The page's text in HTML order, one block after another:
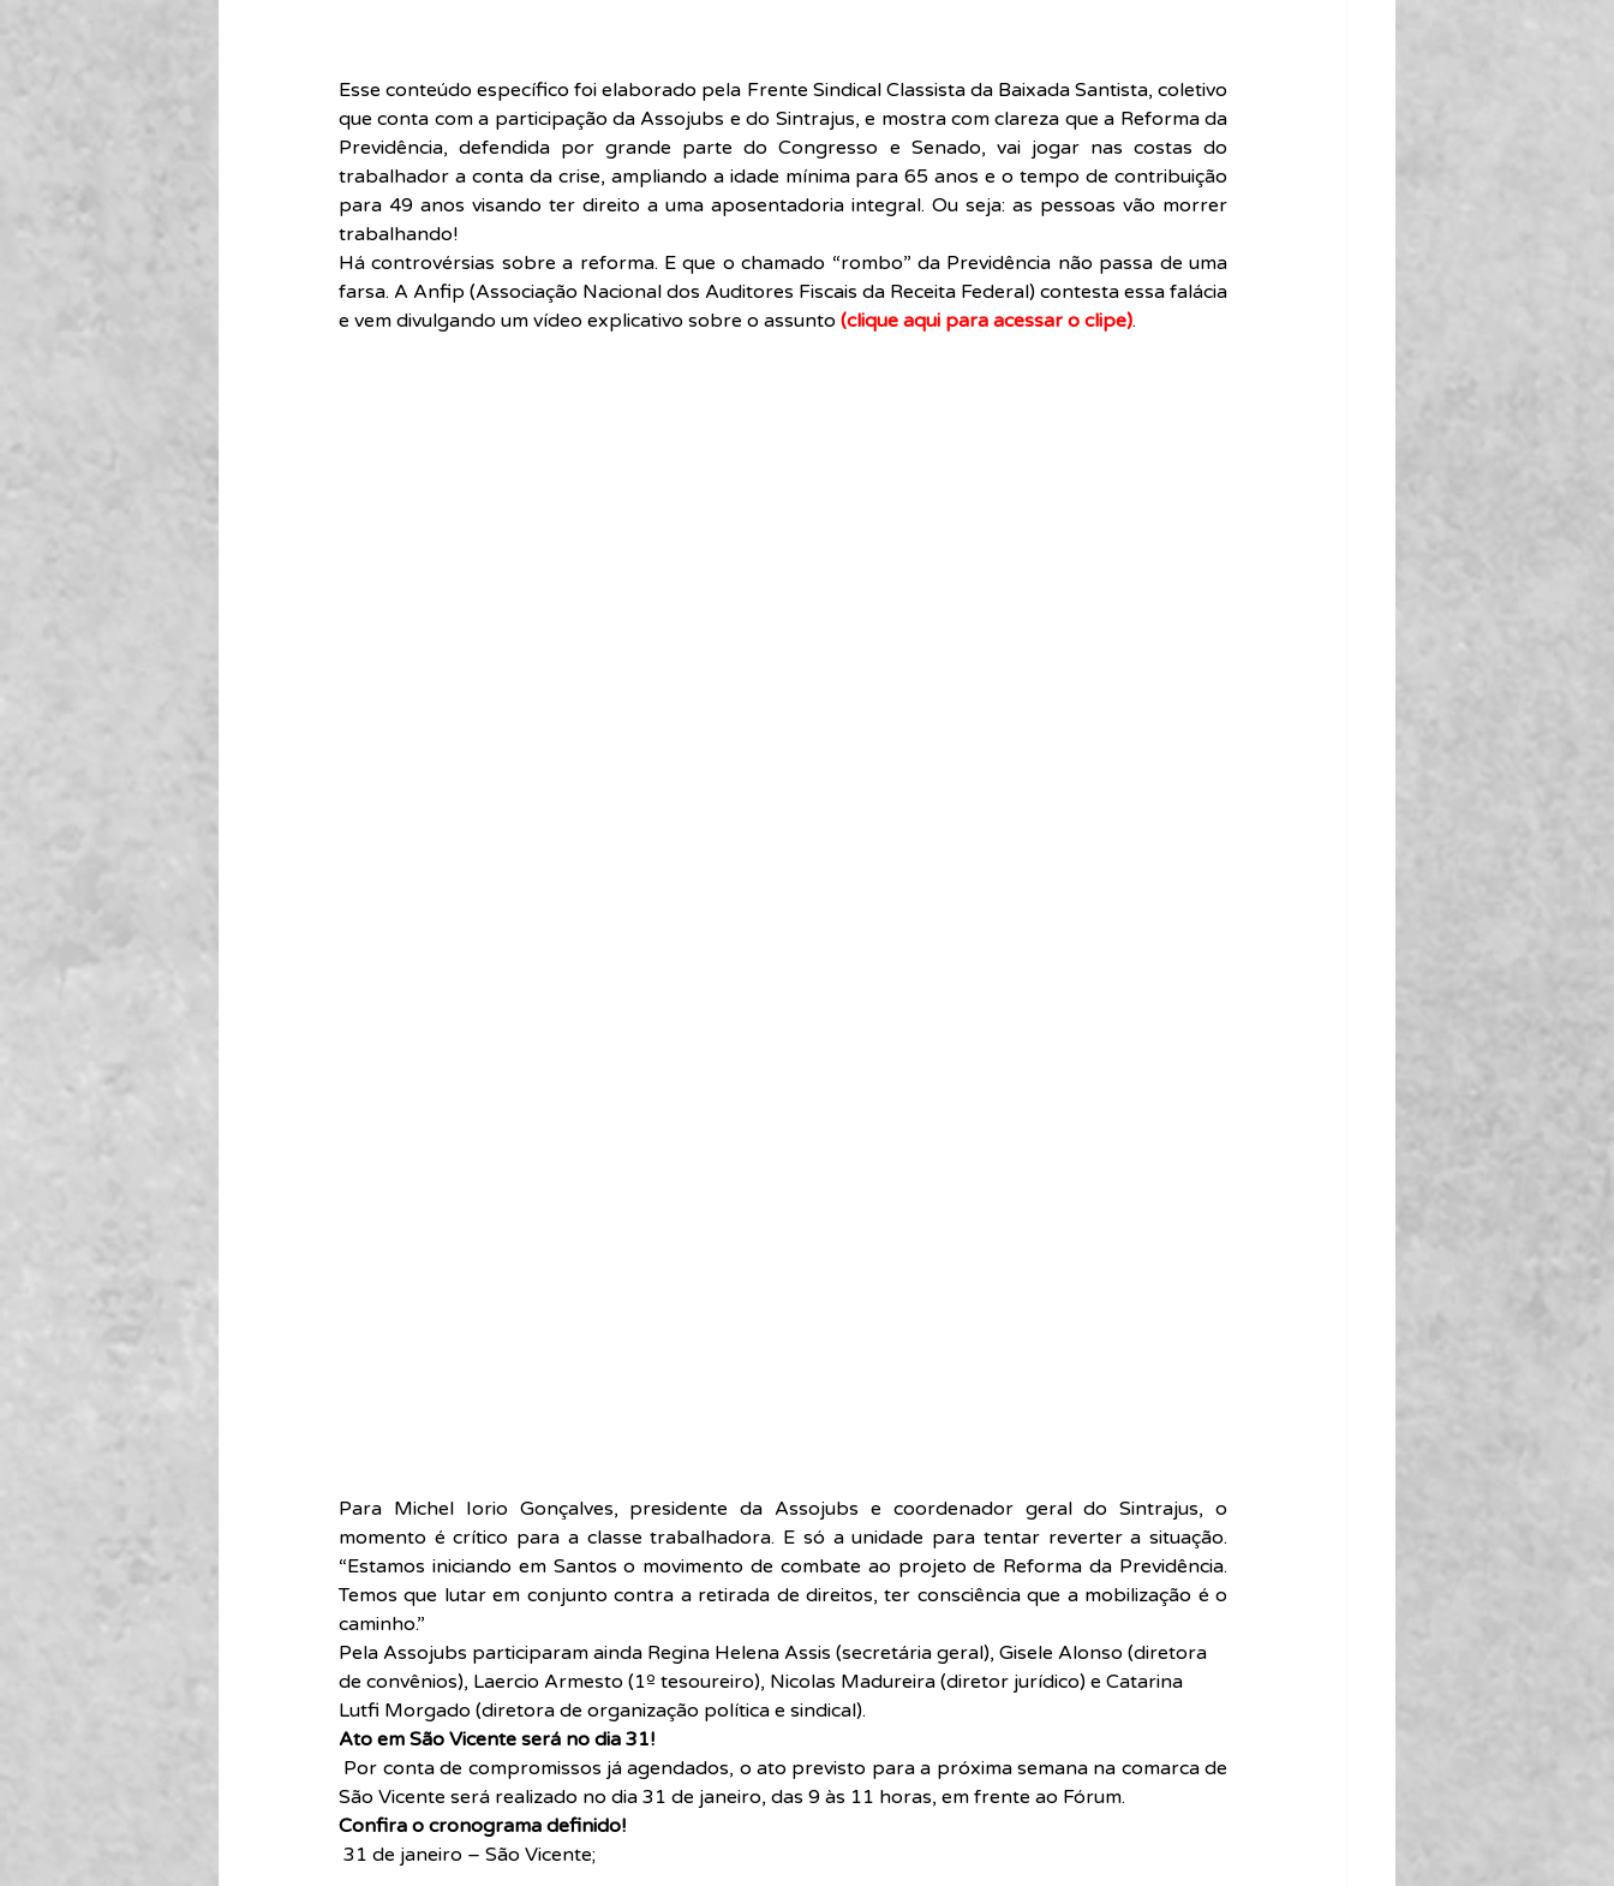
Esse conteúdo específico foi elaborado pela Frente Sindical Classista da Baixada Santista, coletivo
que conta com a participação da Assojubs e do Sintrajus, e mostra com clareza que a Reforma da
Previdência, defendida por grande parte do Congresso e Senado, vai jogar nas costas do
trabalhador a conta da crise, ampliando a idade mínima para 65 anos e o tempo de contribuição
para 49 anos visando ter direito a uma aposentadoria integral. Ou seja: as pessoas vão morrer
trabalhando!
Há controvérsias sobre a reforma. E que o chamado “rombo” da Previdência não passa de uma
farsa. A Anfip (Associação Nacional dos Auditores Fiscais da Receita Federal) contesta essa falácia
e vem divulgando um vídeo explicativo sobre o assunto (clique aqui para acessar o clipe).
Para Michel Iorio Gonçalves, presidente da Assojubs e coordenador geral do Sintrajus, o
momento é crítico para a classe trabalhadora. E só a unidade para tentar reverter a situação.
“Estamos iniciando em Santos o movimento de combate ao projeto de Reforma da Previdência.
Temos que lutar em conjunto contra a retirada de direitos, ter consciência que a mobilização é o
caminho.”
Pela Assojubs participaram ainda Regina Helena Assis (secretária geral), Gisele Alonso (diretora
de convênios), Laercio Armesto (1º tesoureiro), Nicolas Madureira (diretor jurídico) e Catarina
Lutfi Morgado (diretora de organização política e sindical).
Ato em São Vicente será no dia 31!
Por conta de compromissos já agendados, o ato previsto para a próxima semana na comarca de
São Vicente será realizado no dia 31 de janeiro, das 9 às 11 horas, em frente ao Fórum.
Confira o cronograma definido!
31 de janeiro – São Vicente;